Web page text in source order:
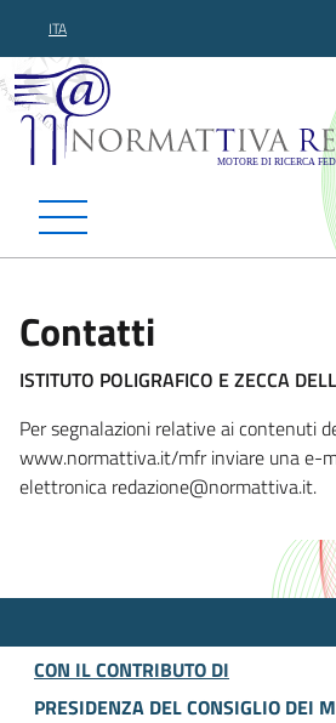
ITA
Normattiva
Contatti
ISTITUTO POLIGRAFICO E ZECCA
Per segnalazioni relative ai contenuti
www.normattiva.it/mfr inviare una e-
elettronica redazione@normattiva.it.
CON IL CONTRIBUTO DI
PRESIDENZA DEL CONSIGLIO DEI